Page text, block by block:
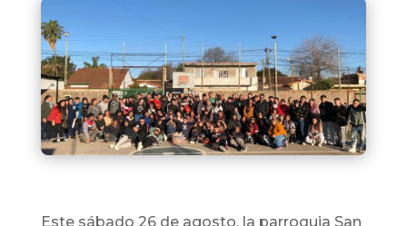
Este sábado 26 de agosto, la parroquia San